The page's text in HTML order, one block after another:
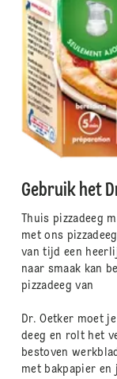
Gebruik het
Thuis pizzadeeg
met ons
van tijd een
naar smaak kan
pizzadeeg van
Dr. Oetker moet
deeg en rolt het
bestoven
met bakpapier en